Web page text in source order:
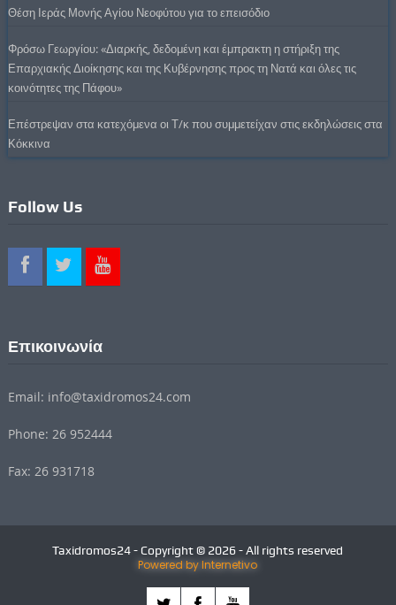
Θέση Ιεράς Μονής Αγίου Νεοφύτου για το επεισόδιο
Φρόσω Γεωργίου: «Διαρκής, δεδομένη και έμπρακτη η στήριξη της
Επαρχιακής Διοίκησης και της Κυβέρνησης προς τη Νατά και όλες τις
κοινότητες της Πάφου»
Επέστρεψαν στα κατεχόμενα οι Τ/κ που συμμετείχαν στις εκδηλώσεις στα
Κόκκινα
Follow Us
Επικοινωνία
Email: info@taxidromos24.com
Phone: 26 952444
Fax: 26 931718
Taxidromos24 - Copyright © 2026 - All rights reserved
Powered by Internetivo